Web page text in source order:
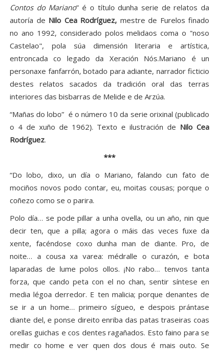
Contos do Mariano” é o título dunha serie de relatos da
autoría de Nilo Cea Rodríguez, mestre de Furelos finado
no ano 1992, considerado polos melidaos coma o "noso
Castelao", pola súa dimensión literaria e artística,
entroncada co legado da Xeración Nós.Mariano é un
personaxe fanfarrón, botado para adiante, narrador ficticio
destes relatos sacados da tradición oral das terras
interiores das bisbarras de Melide e de Arzúa.
“Mañas do lobo” é o número 10 da serie orixinal (publicado
o 4 de xuño de 1962). Texto e ilustración de Nilo Cea
Rodríguez.
***
“Do lobo, dixo, un día o Mariano, falando cun fato de
mociños novos podo contar, eu, moitas cousas; porque o
coñezo como se o parira.
Polo día… se pode pillar a unha ovella, ou un año, nin que
decir ten, que a pilla; agora o máis das veces fuxe da
xente, facéndose coxo dunha man de diante. Pro, de
noite… a cousa xa varea: médralle o curazón, e bota
laparadas de lume polos ollos. ¡No rabo… tenvos tanta
forza, que cando peta con el no chan, sentir síntese en
media légoa derredor. E ten malicia; porque denantes de
se ir a un home… primeiro sígueo, e despois prántase
diante del, e ponse direito enriba das patas traseiras coas
orellas guichas e cos dentes ragañados. Esto faino para se
medir co home e ver quen dos dous é mais outo. Se